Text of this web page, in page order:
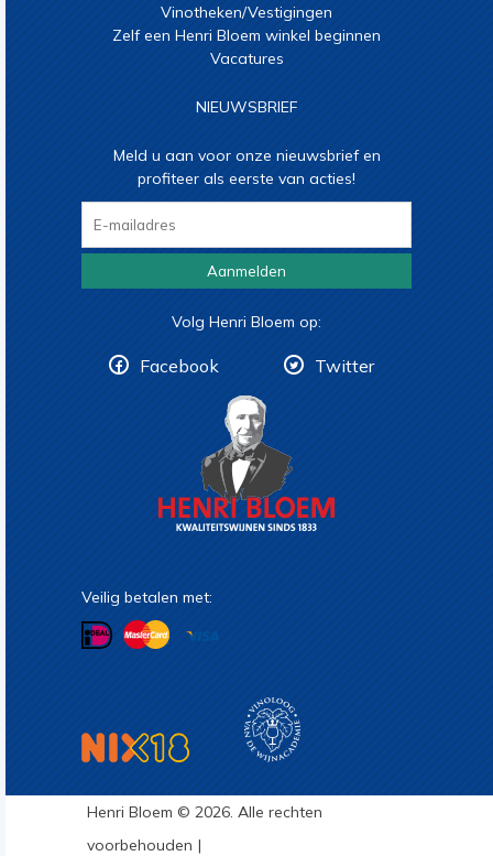
Vinotheken/Vestigingen
Zelf een Henri Bloem winkel beginnen
Vacatures
NIEUWSBRIEF
Meld u aan voor onze nieuwsbrief en
profiteer als eerste van acties!
Aanmelden
Volg Henri Bloem op:
Facebook Twitter
Veilig betalen met:
Henri Bloem © 2026. Alle rechten
voorbehouden